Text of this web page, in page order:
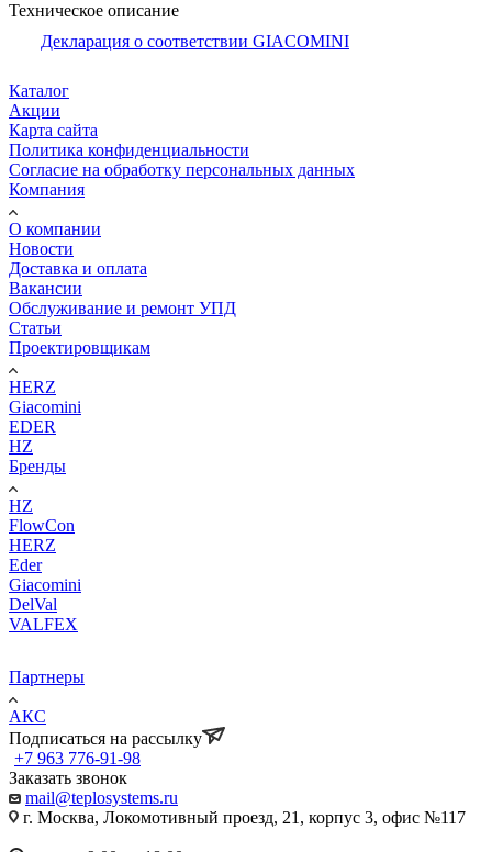
Техническое описание
Декларация о соответствии GIACOMINI
Каталог
Акции
Карта сайта
Политика конфиденциальности
Согласие на обработку персональных данных
Компания
О компании
Новости
Доставка и оплата
Вакансии
Обслуживание и ремонт УПД
Статьи
Проектировщикам
HERZ
Giacomini
EDER
HZ
Бренды
HZ
FlowCon
HERZ
Eder
Giacomini
DelVal
VALFEX
Партнеры
АКС
Подписаться на рассылку
+7 963 776-91-98
Заказать звонок
mail@teplosystems.ru
г. Москва, Локомотивный проезд, 21, корпус 3, офис №117